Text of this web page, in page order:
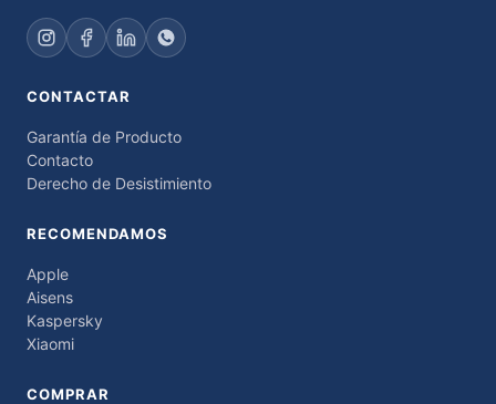
CONTACTAR
Garantía de Producto
Contacto
Derecho de Desistimiento
RECOMENDAMOS
Apple
Aisens
Kaspersky
Xiaomi
COMPRAR